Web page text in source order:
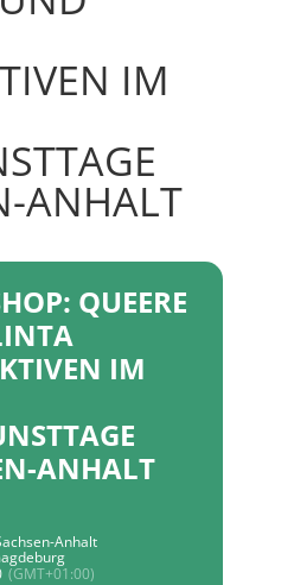
IM
ANHALT
QUEERE
IM
ANHALT
Anhalt
(GMT+01:00)